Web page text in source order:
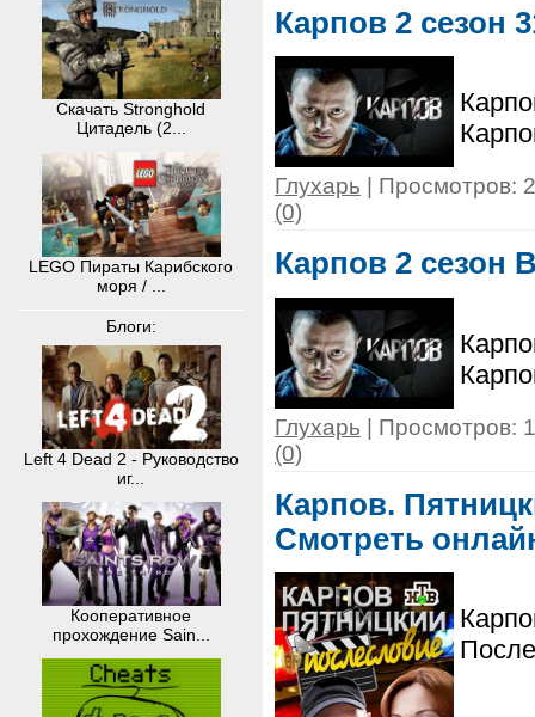
Скачать Stronghold
Цитадель (2...
LEGO Пираты Карибского
моря / ...
Блоги:
Left 4 Dead 2 - Руководство
иг...
Кооперативное
прохождение Sain...
Карпов 2 сезон
Глухарь | Просмотров:
(0)
Карпов 2 сезон
Глухарь | Просмотров:
(0)
Карпов.
Смотреть